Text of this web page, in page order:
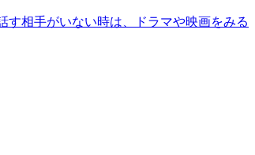
相手がいない時は、ドラマや映画をみる